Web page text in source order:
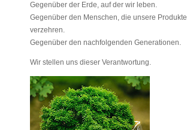
Gegenüber der Erde, auf der wir leben.
Gegenüber den Menschen, die unsere Produkte
verzehren.
Gegenüber den nachfolgenden Generationen.
Wir stellen uns dieser Verantwortung.